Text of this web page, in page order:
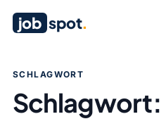
job spot.
SCHLAGWORT
Schlagwort: